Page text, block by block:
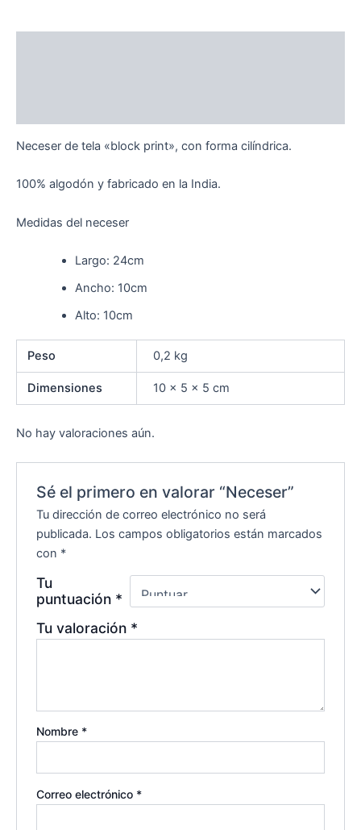
Neceser de tela «block print», con forma cilíndrica.
100% algodón y fabricado en la India.
Medidas del neceser
Largo: 24cm
Ancho: 10cm
Alto: 10cm
Peso 0,2 kg
Dimensiones 10 × 5 × 5 cm
No hay valoraciones aún.
Sé el primero en valorar “Neceser”
Tu dirección de correo electrónico no será
publicada. Los campos obligatorios están marcados
con *
Tu
puntuación *
Tu valoración *
Nombre *
Correo electrónico *